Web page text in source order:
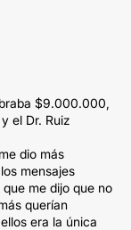
$9.000.000,
el Dr. Ruiz
dio más
mensajes
me dijo que no
querían
era la única